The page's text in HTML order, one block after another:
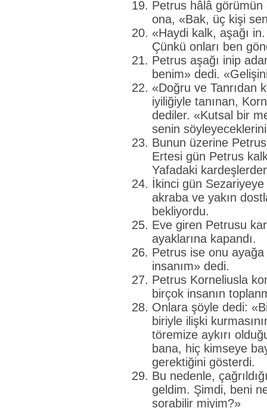
Petrus hâlâ görümün
ona, «Bak, üç kişi
«Haydi kalk, aşağı
Çünkü onları ben
Petrus aşağı inip
benim» dedi.
«Doğru ve Tanrıdan
iyiliğiyle tanınan,
dediler. «Kutsal bir
senin
Bunun üzerine
Ertesi gün Petrus
Yafadaki
İkinci gün
akraba ve yakın
bekliyordu.
Eve giren Petrusu
ayaklarına kapandı.
Petrus ise onu
insanım» dedi.
Petrus Korneliusla
birçok insanın
Onlara şöyle dedi:
biriyle ilişki
töremize aykırı
bana, hiç kimseye
gerektiğini gösterdi.
Bu nedenle,
geldim. Şimdi, beni ne
sorabilir miyim?»